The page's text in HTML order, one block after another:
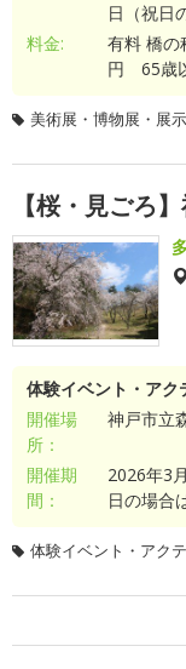
日（祝日
料金:
有料 橋
円 65歳
美術展・博物展・展
【桜・見ごろ
体験イベント・アク
開催場
所：
神戸市立
開催期
間：
2026年3
日の場合
体験イベント・アク